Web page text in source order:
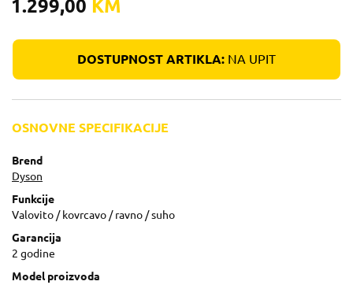
1.299,00 KM
DOSTUPNOST ARTIKLA: NA UPIT
OSNOVNE SPECIFIKACIJE
Brend
Dyson
Funkcije
Valovito / kovrcavo / ravno / suho
Garancija
2 godine
Model proizvoda